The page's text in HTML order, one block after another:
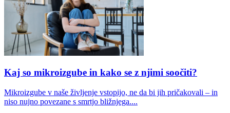
Kaj so mikroizgube in kako se z njimi soočiti?
Mikroizgube v naše življenje vstopijo, ne da bi jih pričakovali – in
niso nujno povezane s smrtjo bližnjega....